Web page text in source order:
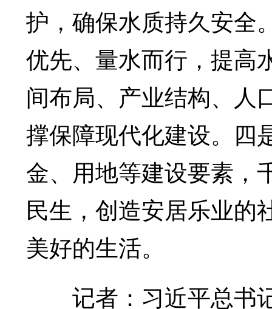
护，确保水质持久安全
优先、量水而行，提高
间布局、产业结构、人
撑保障现代化建设。四
金、用地等建设要素，
民生，创造安居乐业的
美好的生活。
记者：习近平总书